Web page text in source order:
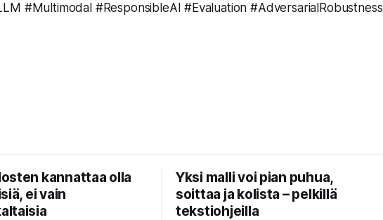
#Multimodal #ResponsibleAI #Evaluation #AdversarialRobustness
kannattaa olla
ei vain
Yksi malli voi pian puhua,
soittaa ja kolista – pelkillä
tekstiohjeilla